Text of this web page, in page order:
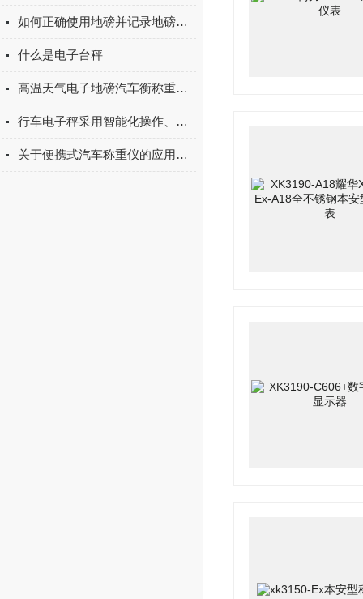
如何正确使用地磅并记录地磅数据
什么是电子台秤
高温天气电子地磅汽车衡称重不准怎么调试
行车电子秤采用智能化操作、适应性强
关于便携式汽车称重仪的应用领域须知